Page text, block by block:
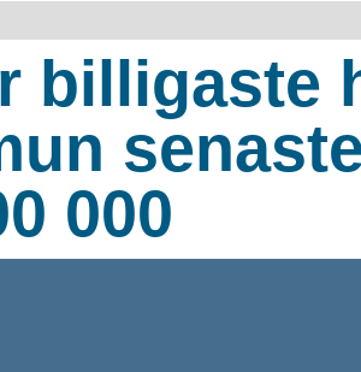
billigaste
000